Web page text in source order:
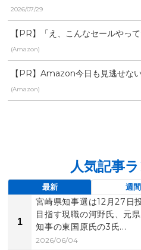
州自動車道で全面通行止...
2026/07/29
【PR】「え、こんなセールやっ
登場！Amazonの本気が...
(Amazon)
【PR】Amazon今日も見逃せな
(Amazon)
人気記事
最新 週間
1
宮崎県知事選は12月27日
目指す現職の河野氏、元
知事の東国原氏の3氏...
2026/06/04